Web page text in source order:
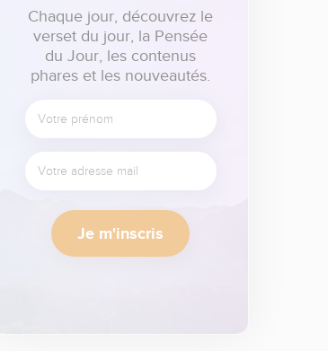
Chaque jour, découvrez le
verset du jour, la Pensée
du Jour, les contenus
phares et les nouveautés.
Je m'inscris